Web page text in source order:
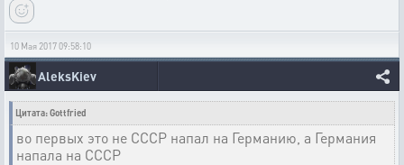
10 Мая 2017 09:58:10
AleksKiev
Цитата: Gottfried
во первых это не СССР напал на Германию, а Германия
напала на СССР